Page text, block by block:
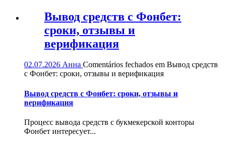
Вывод средств с Фонбет:
сроки, отзывы и
верификация
02.07.2026 Анна Comentários fechados em Вывод средств
с Фонбет: сроки, отзывы и верификация
Вывод средств с Фонбет: сроки, отзывы и
верификация
Процесс вывода средств с букмекерской конторы
Фонбет интересует...